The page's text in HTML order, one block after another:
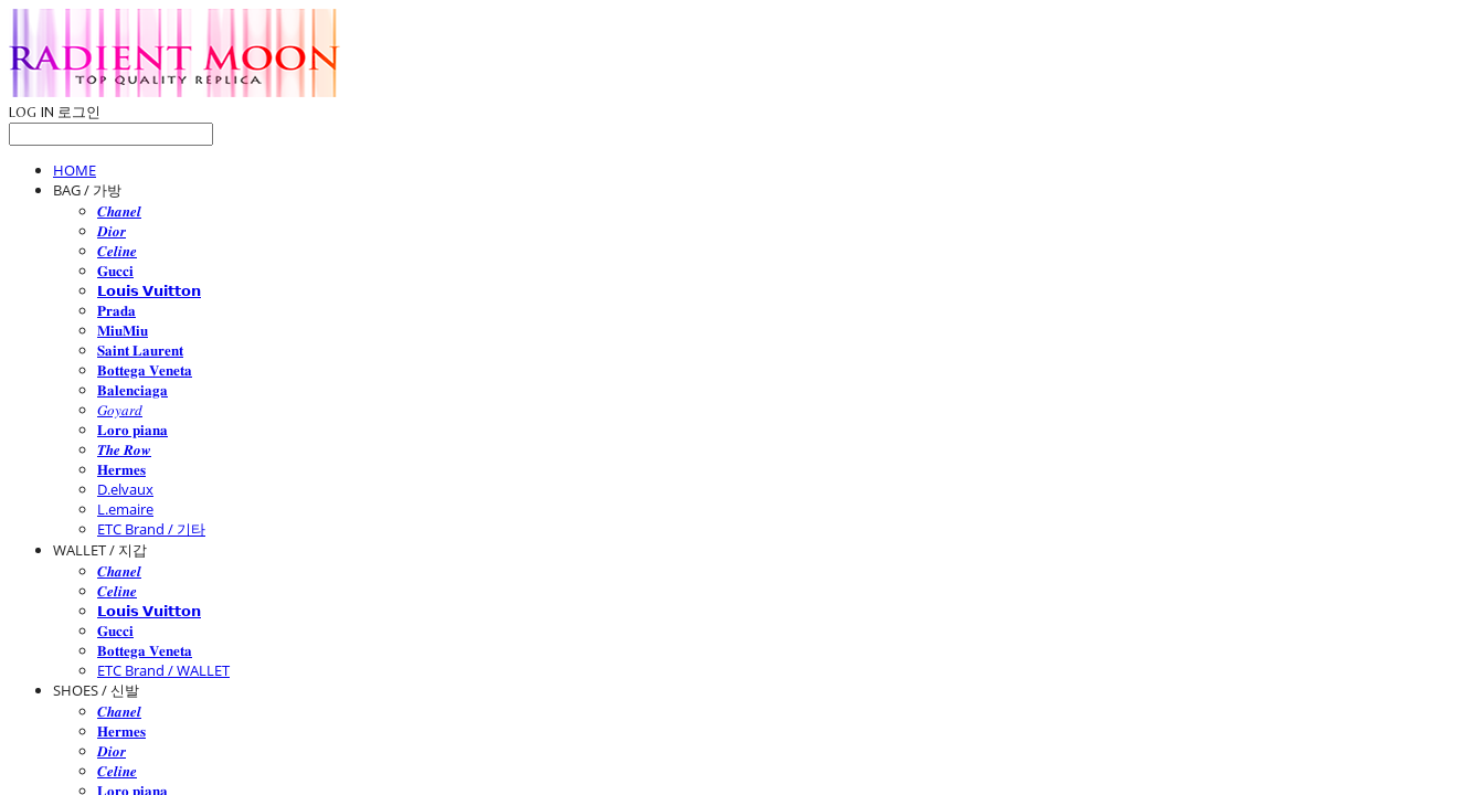
LOG IN 로그인
HOME
BAG / 가방
𝑪𝒉𝒂𝒏𝒆𝒍
𝑫𝒊𝒐𝒓
𝑪𝒆𝒍𝒊𝒏𝒆
𝐆𝐮𝐜𝐜𝐢
𝗟𝗼𝘂𝗶𝘀 𝗩𝘂𝗶𝘁𝘁𝗼𝗻
𝐏𝐫𝐚𝐝𝐚
𝐌𝐢𝐮𝐌𝐢𝐮
𝐒𝐚𝐢𝐧𝐭 𝐋𝐚𝐮𝐫𝐞𝐧𝐭
𝐁𝐨𝐭𝐭𝐞𝐠𝐚 𝐕𝐞𝐧𝐞𝐭𝐚
𝐁𝐚𝐥𝐞𝐧𝐜𝐢𝐚𝐠𝐚
𝐺𝑜𝑦𝑎𝑟𝑑
𝐋𝐨𝐫𝐨 𝐩𝐢𝐚𝐧𝐚
𝑻𝒉𝒆 𝑹𝒐𝒘
𝐇𝐞𝐫𝐦𝐞𝐬
D.elvaux
L.emaire
ETC Brand / 기타
WALLET / 지갑
𝑪𝒉𝒂𝒏𝒆𝒍
𝑪𝒆𝒍𝒊𝒏𝒆
𝗟𝗼𝘂𝗶𝘀 𝗩𝘂𝗶𝘁𝘁𝗼𝗻
𝐆𝐮𝐜𝐜𝐢
𝐁𝐨𝐭𝐭𝐞𝐠𝐚 𝐕𝐞𝐧𝐞𝐭𝐚
ETC Brand / WALLET
SHOES / 신발
𝑪𝒉𝒂𝒏𝒆𝒍
𝐇𝐞𝐫𝐦𝐞𝐬
𝑫𝒊𝒐𝒓
𝑪𝒆𝒍𝒊𝒏𝒆
𝐋𝐨𝐫𝐨 𝐩𝐢𝐚𝐧𝐚